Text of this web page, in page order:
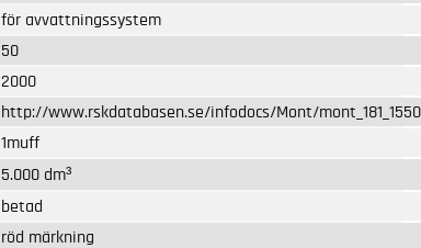
för avvattningssystem
50
2000
http://www.rskdatabasen.se/infodocs/Mont/
1muff
5.000 dm³
betad
röd märkning